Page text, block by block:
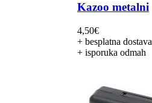
Kazoo metalni
4,50€
+ besplatna dostava
+ isporuka odmah